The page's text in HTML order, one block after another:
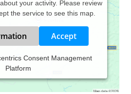
your activity. Please review
the service to see this map.
Accept
Consent Management
Platform